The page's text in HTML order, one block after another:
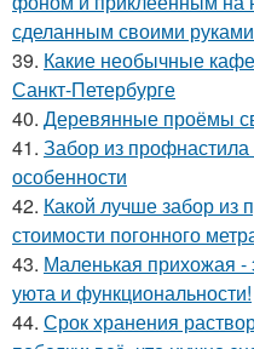
сделанным своими
39. Какие необычные
Санкт-Петербурге
40. Деревянные проёмы
41. Забор из
особенности
42. Какой лучше забор из
стоимости погонного
43. Маленькая прихожая -
уюта и функциональности!
44. Срок хранения